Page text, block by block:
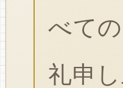
べて
礼申